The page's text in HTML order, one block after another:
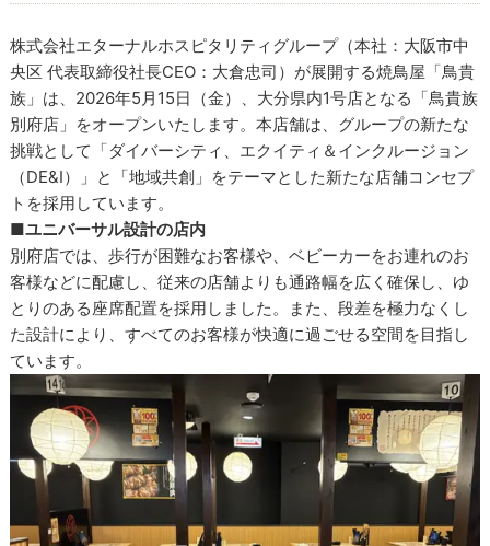
株式会社エターナルホスピタリティグループ（本社：大阪市中
央区 代表取締役社長CEO：大倉忠司）が展開する焼鳥屋「鳥貴
族」は、2026年5月15日（金）、大分県内1号店となる「鳥貴族
別府店」をオープンいたします。本店舗は、グループの新たな
挑戦として「ダイバーシティ、エクイティ＆インクルージョン
（DE&I）」と「地域共創」をテーマとした新たな店舗コンセプ
トを採用しています。
■ユニバーサル設計の店内
別府店では、歩行が困難なお客様や、ベビーカーをお連れのお
客様などに配慮し、従来の店舗よりも通路幅を広く確保し、ゆ
とりのある座席配置を採用しました。また、段差を極力なくし
た設計により、すべてのお客様が快適に過ごせる空間を目指し
ています。